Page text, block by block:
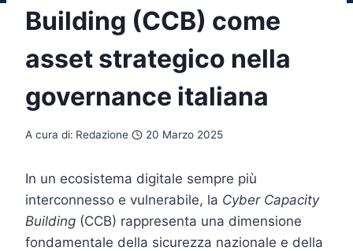
Building (CCB) come
asset strategico nella
governance italiana
A cura di: Redazione 20 Marzo 2025
In un ecosistema digitale sempre più
interconnesso e vulnerabile, la Cyber Capacity
Building (CCB) rappresenta una dimensione
fondamentale della sicurezza nazionale e della